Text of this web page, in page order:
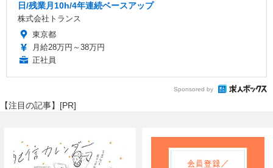
日/残業月10h/4年連続ベースアップ
株式会社トランス
東京都
月給28万円～38万円
正社員
Sponsored by
【注目の記事】[PR]